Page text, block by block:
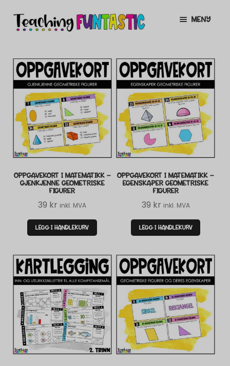
Hopp
til
Hopp
til
MENY
UNDERMENY
MIN KONTO
GRATIS
UTVID
UNDERMENY
BUTIKK
UTVID
UNDERMENY
LISENSER
UTVID
TIPSHJØRNET
OPPGAVEKORT I MATEMATIKK –
GJENKJENNE GEOMETRISKE
FIGURER
39 kr inkl. MVA
LEGG I HANDLEKURV
OPPGAVEKORT I MATEMATIKK –
EGENSKAPER GEOMETRISKE
FIGURER
39 kr inkl. MVA
LEGG I HANDLEKURV